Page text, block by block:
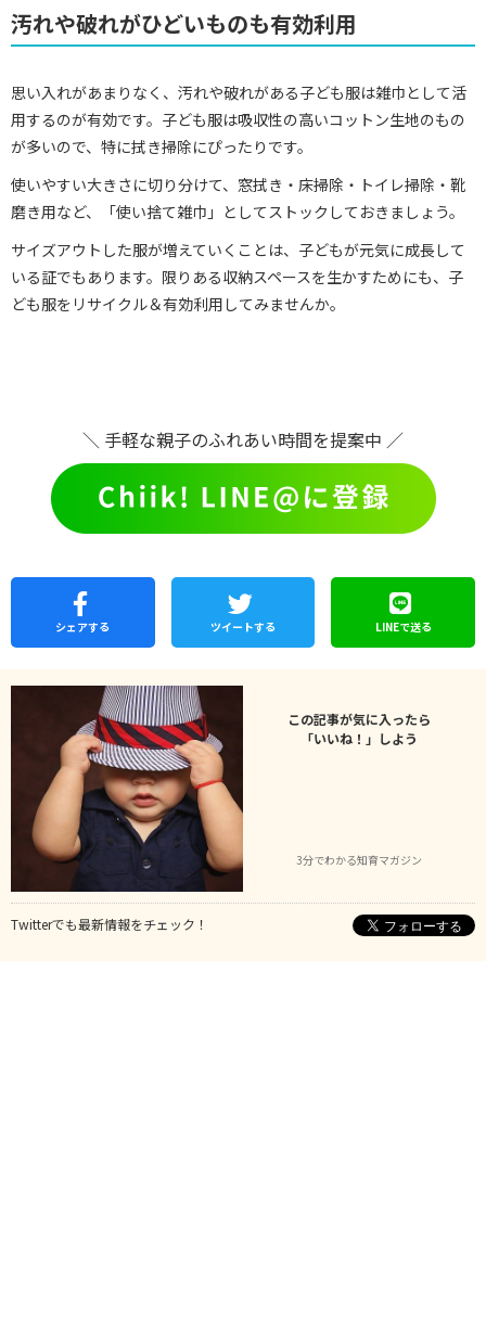
汚れや破れがひどいものも有効利用
思い入れがあまりなく、汚れや破れがある子ども服は雑巾として活
用するのが有効です。子ども服は吸収性の高いコットン生地のもの
が多いので、特に拭き掃除にぴったりです。
使いやすい大きさに切り分けて、窓拭き・床掃除・トイレ掃除・靴
磨き用など、「使い捨て雑巾」としてストックしておきましょう。
サイズアウトした服が増えていくことは、子どもが元気に成長して
いる証でもあります。限りある収納スペースを生かすためにも、子
ども服をリサイクル＆有効利用してみませんか。
＼ 手軽な親子のふれあい時間を提案中 ／
シェアする ツイートする LINEで送る
この記事が気に入ったら
「いいね！」しよう
3分でわかる知育マガジン
Twitterでも最新情報をチェック！